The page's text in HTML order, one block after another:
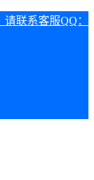
联系客服QQ：